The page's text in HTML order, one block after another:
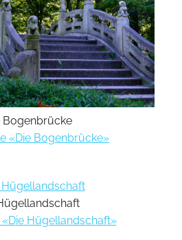
Bogenbrücke
«Die Bogenbrücke»
Hügellandschaft»